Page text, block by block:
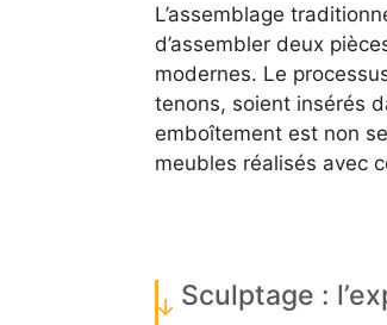
L’assemblage
d’assembler deux
modernes. Le
tenons, soient insérés
emboîtement est non
meubles réalisés avec
Sculptage :